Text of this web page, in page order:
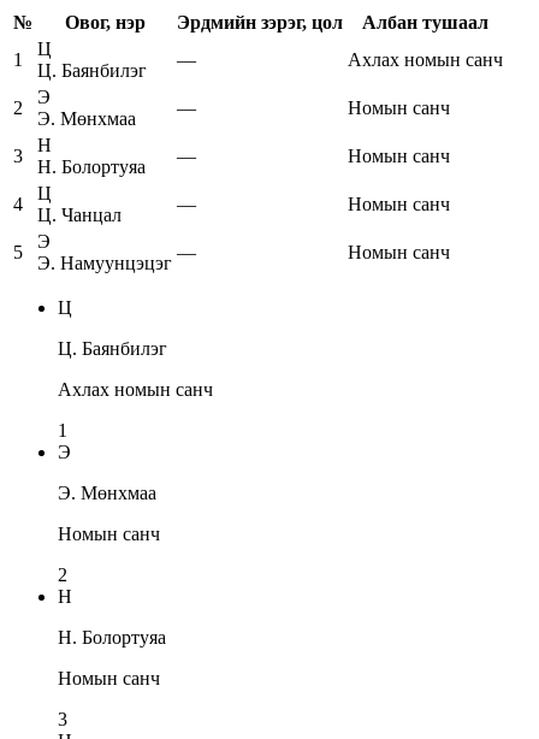
№ Овог, нэр Эрдмийн зэрэг, цол
Албан тушаал
1
Ц
Ц. Баянбилэг
— Ахлах номын санч
2
Э
Э. Мөнхмаа
— Номын санч
3
Н
Н. Болортуяа
— Номын санч
4
Ц
Ц. Чанцал
— Номын санч
5
Э
Э. Намуунцэцэг
— Номын санч
Ц
Ц. Баянбилэг
Ахлах номын санч
1
Э
Э. Мөнхмаа
Номын санч
2
Н
Н. Болортуяа
Номын санч
3